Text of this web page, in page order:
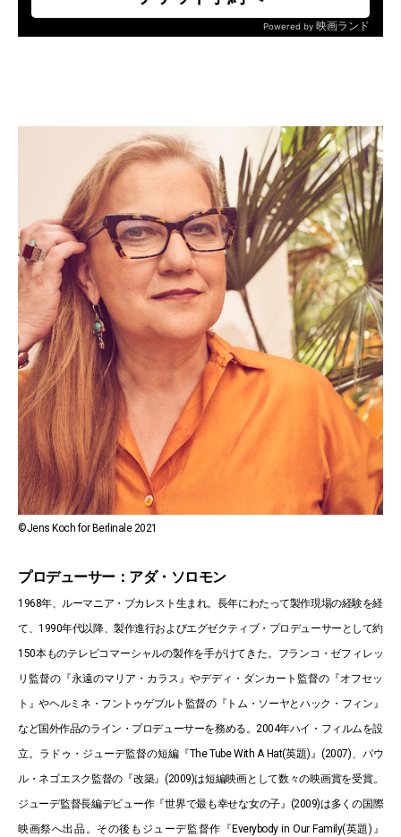
©Jens Koch for Berlinale 2021
プロデューサー：アダ・ソロモン
1968年、ルーマニア・ブカレスト生まれ。長年にわたって製作現場の経験を経
て、1990年代以降、製作進行およびエグゼクティブ・プロデューサーとして約
150本ものテレビコマーシャルの製作を手がけてきた。フランコ・ゼフィレッ
リ監督の『永遠のマリア・カラス』やデディ・ダンカート監督の『オフセッ
ト』やヘルミネ・フントゥゲブルト監督の『トム・ソーヤとハック・フィン』
など国外作品のライン・プロデューサーを務める。2004年ハイ・フィルムを設
立。ラドゥ・ジューデ監督の短編『The Tube With A Hat(英題)』(2007)、パウ
ル・ネゴエスク監督の『改築』(2009)は短編映画として数々の映画賞を受賞。
ジューデ監督長編デビュー作『世界で最も幸せな女の子』(2009)は多くの国際
映画祭へ出品。その後もジューデ監督作『Everybody in Our Family(英題)』